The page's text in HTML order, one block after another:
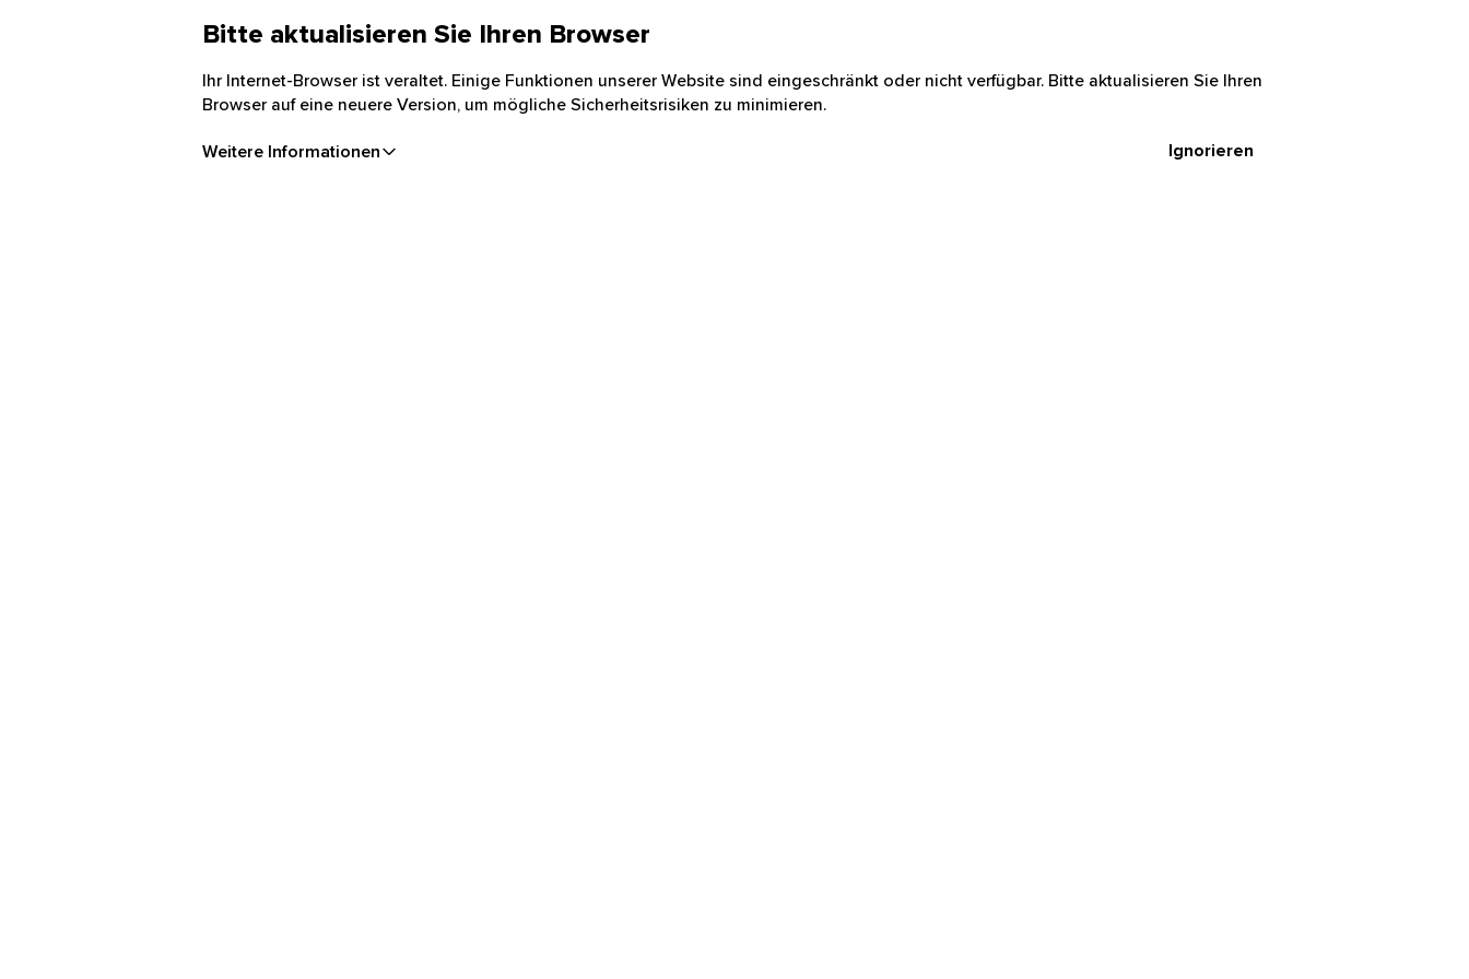
Bitte aktualisieren Sie Ihren Browser
Ihr Internet-Browser ist veraltet. Einige Funktionen unserer Website sind eingeschränkt oder nicht verfügbar. Bitte aktualisieren Sie Ihren
Browser auf eine neuere Version, um mögliche Sicherheitsrisiken zu minimieren.
Weitere Informationen Ignorieren